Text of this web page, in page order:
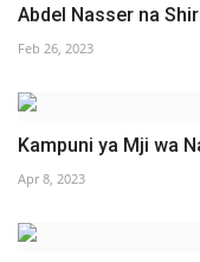
Abdel Nasser na
Feb 26, 2023
Kampuni ya Mji wa
Apr 8, 2023